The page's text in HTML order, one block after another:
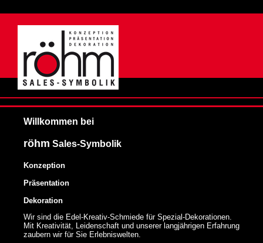
Willkommen bei
röhm Sales-Symbolik
Konzeption
Präsentation
Dekoration
Wir sind die Edel-Kreativ-Schmiede für Spezial-Dekorationen.
Mit Kreativität, Leidenschaft und unserer langjährigen Erfahrung
zaubern wir für Sie Erlebniswelten.